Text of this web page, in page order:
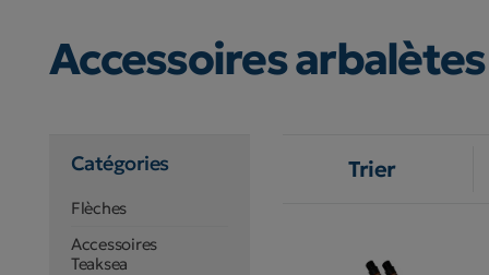
Accessoires
Catégories
Flèches
Accessoires
Teaksea
Trier